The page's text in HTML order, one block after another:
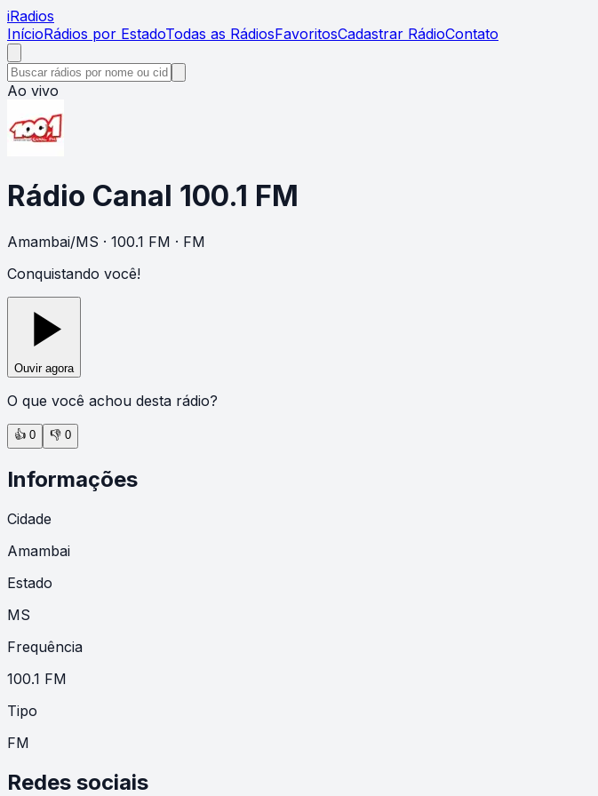
iRadios
InícioRádios por EstadoTodas as RádiosFavoritosCadastrar RádioContato
Ao vivo
Rádio Canal 100.1 FM
Amambai/MS · 100.1 FM · FM
Conquistando você!
Ouvir agora
O que você achou desta rádio?
👍 0 👎 0
Informações
Cidade
Amambai
Estado
MS
Frequência
100.1 FM
Tipo
FM
Redes sociais